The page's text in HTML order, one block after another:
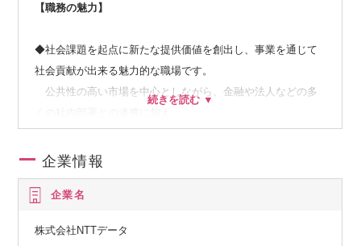
【職務の魅力】
◆社会課題を起点に新たな提供価値を創出し、事業を通じて
社会貢献が出来る魅力的な職場です。
公共性の高い市場を中心としながら、金融や法人などの多
われるスケールの大きな仕事です。
年7月に設立された新しい組織であり、
された営業力、幅広い顧客基盤を掛け合わせることで顧客へ
企業情報
企業名
株式会社NTTデータ